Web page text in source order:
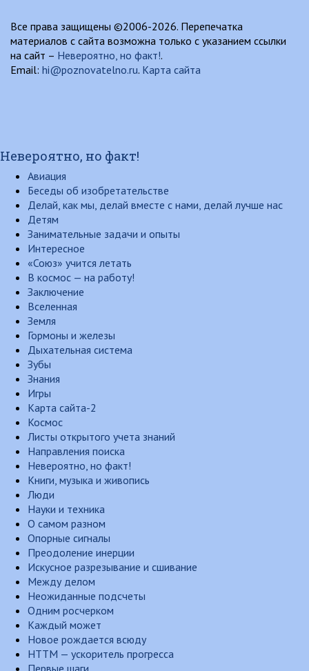
Все права защищены ©2006-2026. Перепечатка
материалов с сайта возможна только с указанием ссылки
на сайт – Невероятно, но факт!.
Email: hi@poznovatelno.ru. Карта сайта
Невероятно, но факт!
Авиация
Беседы об изобретательстве
Делай, как мы, делай вместе с нами, делай лучше нас
Детям
Занимательные задачи и опыты
Интересное
«Союз» учится летать
В космос — на работу!
Заключение
Вселенная
Земля
Гормоны и железы
Дыхательная система
Зубы
Знания
Игры
Карта сайта-2
Космос
Листы открытого учета знаний
Направления поиска
Невероятно, но факт!
Книги, музыка и живопись
Люди
Науки и техника
О самом разном
Опорные сигналы
Преодоление инерции
Искусное разрезывание и сшивание
Между делом
Неожиданные подсчеты
Одним росчерком
Каждый может
Новое рождается всюду
НТТМ — ускоритель прогресса
Первые шаги